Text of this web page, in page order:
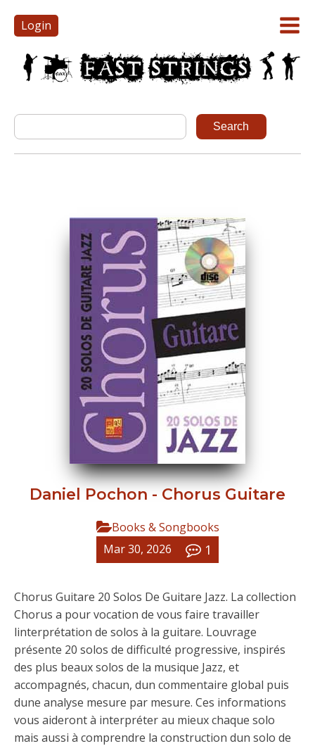
Login
Daniel Pochon - Chorus Guitare
Books & Songbooks
Mar 30, 2026
1
Chorus Guitare 20 Solos De Guitare Jazz. La collection
Chorus a pour vocation de vous faire travailler
linterprétation de solos à la guitare. Louvrage
présente 20 solos de difficulté progressive, inspirés
des plus beaux solos de la musique Jazz, et
accompagnés, chacun, dun commentaire global puis
dune analyse mesure par mesure. Ces informations
vous aideront à interpréter au mieux chaque solo
mais aussi à comprendre la construction dun solo de